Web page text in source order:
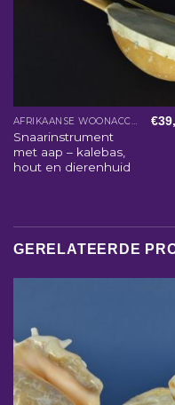
AFRIKAANSE WOONACCESSOIRES
Snaarinstrument
met aap – kalebas,
hout en dierenhuid
€
GERELATEERDE